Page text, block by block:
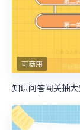
可商用
知识问答闯关抽